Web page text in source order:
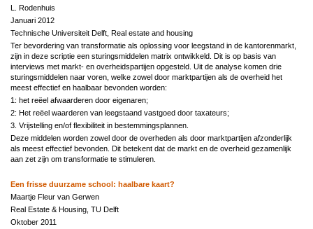
L. Rodenhuis
Januari 2012
Technische Universiteit Delft, Real estate and housing
Ter bevordering van transformatie als oplossing voor leegstand in de kantorenmarkt,
zijn in deze scriptie een sturingsmiddelen matrix ontwikkeld. Dit is op basis van
interviews met markt- en overheidspartijen opgesteld. Uit de analyse komen drie
sturingsmiddelen naar voren, welke zowel door marktpartijen als de overheid het
meest effectief en haalbaar bevonden worden:
1: het reëel afwaarderen door eigenaren;
2: Het reëel waarderen van leegstaand vastgoed door taxateurs;
3. Vrijstelling en/of flexibiliteit in bestemmingsplannen.
Deze middelen worden zowel door de overheden als door marktpartijen afzonderlijk
als meest effectief bevonden. Dit betekent dat de markt en de overheid gezamenlijk
aan zet zijn om transformatie te stimuleren.
Een frisse duurzame school: haalbare kaart?
Maartje Fleur van Gerwen
Real Estate & Housing, TU Delft
Oktober 2011